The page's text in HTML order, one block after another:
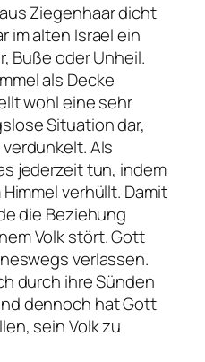
Ziegenhaar dicht
im alten Israel ein
Buße oder Unheil.
als Decke
wohl eine sehr
Situation dar,
Als
jederzeit tun, indem
verhüllt. Damit
die Beziehung
Volk stört. Gott
verlassen.
durch ihre Sünden
dennoch hat Gott
sein Volk zu